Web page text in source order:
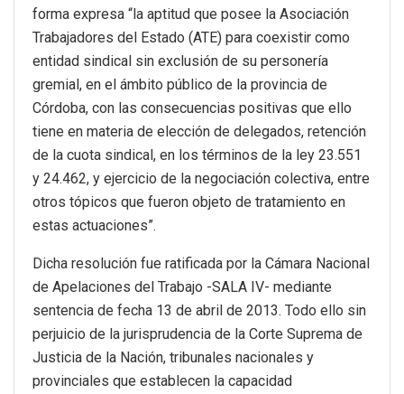
forma expresa “la aptitud que posee la Asociación
Trabajadores del Estado (ATE) para coexistir como
entidad sindical sin exclusión de su personería
gremial, en el ámbito público de la provincia de
Córdoba, con las consecuencias positivas que ello
tiene en materia de elección de delegados, retención
de la cuota sindical, en los términos de la ley 23.551
y 24.462, y ejercicio de la negociación colectiva, entre
otros tópicos que fueron objeto de tratamiento en
estas actuaciones”.
Dicha resolución fue ratificada por la Cámara Nacional
de Apelaciones del Trabajo -SALA IV- mediante
sentencia de fecha 13 de abril de 2013. Todo ello sin
perjuicio de la jurisprudencia de la Corte Suprema de
Justicia de la Nación, tribunales nacionales y
provinciales que establecen la capacidad